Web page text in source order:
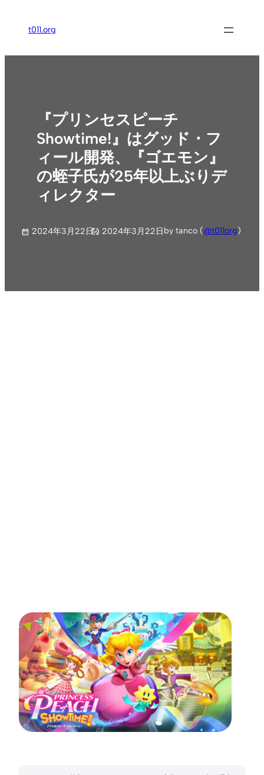
ス
t011.org
『プリンセスピーチ
Showtime!』はグッド・フ
ィール開発、『ゴエモン』
の蛭子氏が25年以上ぶりデ
ィレクター
2024年3月22日 2024年3月22日by tanco (@t011org)